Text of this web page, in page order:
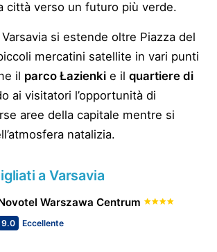
città verso un futuro più verde.
si estende oltre Piazza del
mercatini satellite in vari punti
il parco Łazienki e ilquartiere di
ai visitatori l’opportunità di
aree della capitale mentre si
natalizia.
a Varsavia
Warszawa Centrum
9.0 Eccellente